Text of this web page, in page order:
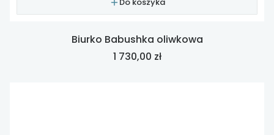
Biurko Babushka oliwkowa
Cena
1 730,00 zł